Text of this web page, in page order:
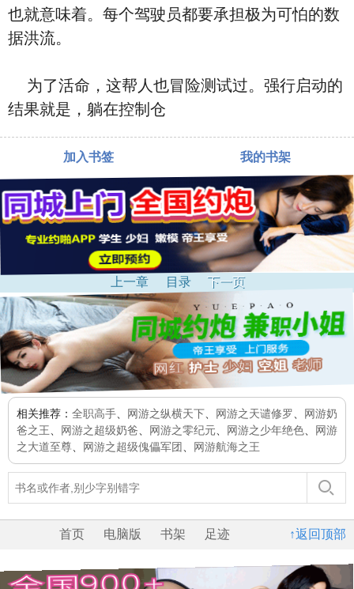
也就意味着。每个驾驶员都要承担极为可怕的数
据洪流。
为了活命，这帮人也冒险测试过。强行启动的
结果就是，躺在控制仓
加入书签 我的书架
上一章 目录 下一页
相关推荐： 全职高手 网游之纵横天下 网游之天谴修罗
网游奶
爸之王
网游之超级奶爸 网游之零纪元 网游之少年绝色
网游
之大道至尊
网游之超级傀儡军团 网游航海之王
↑返回顶部
首页 电脑版 书架 足迹